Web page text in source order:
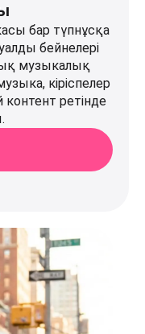
бар түпнұсқа
бейнелері
музыкалық
кіріспелер
контент ретінде